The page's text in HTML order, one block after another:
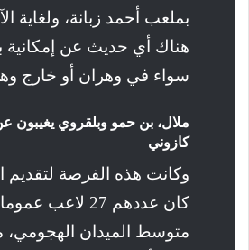
بملعب أحمد زبانة، ولغاية
هناك أي حديث عن إمكانية
سواء في وهران أو خارج
ملال، بن حمو وبلقروي يغيبون
كازوني
وكانت هذه الفرصة لتقديم
كان عددهم 27
متوسط الميدان الهجومي،